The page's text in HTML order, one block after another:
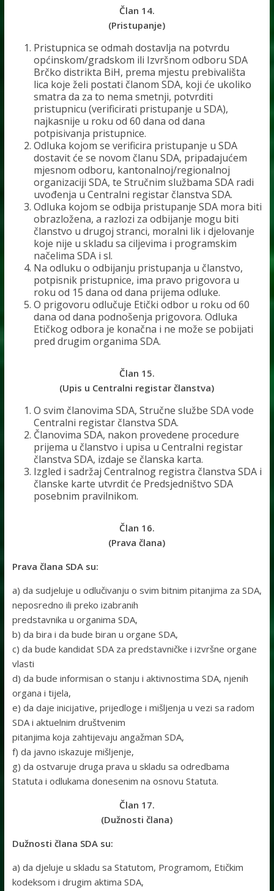
Član 14.
(Pristupanje)
Pristupnica se odmah dostavlja na potvrdu
općinskom/gradskom ili Izvršnom odboru SDA
Brčko distrikta BiH, prema mjestu prebivališta
lica koje želi postati članom SDA, koji će ukoliko
smatra da za to nema smetnji, potvrditi
pristupnicu (verificirati pristupanje u SDA),
najkasnije u roku od 60 dana od dana
potpisivanja pristupnice.
Odluka kojom se verificira pristupanje u SDA
dostavit će se novom članu SDA, pripadajućem
mjesnom odboru, kantonalnoj/regionalnoj
organizaciji SDA, te Stručnim službama SDA radi
uvođenja u Centralni registar članstva SDA.
Odluka kojom se odbija pristupanje SDA mora biti
obrazložena, a razlozi za odbijanje mogu biti
članstvo u drugoj stranci, moralni lik i djelovanje
koje nije u skladu sa ciljevima i programskim
načelima SDA i sl.
Na odluku o odbijanju pristupanja u članstvo,
potpisnik pristupnice, ima pravo prigovora u
roku od 15 dana od dana prijema odluke.
O prigovoru odlučuje Etički odbor u roku od 60
dana od dana podnošenja prigovora. Odluka
Etičkog odbora je konačna i ne može se pobijati
pred drugim organima SDA.
Član 15.
(Upis u Centralni registar članstva)
O svim članovima SDA, Stručne službe SDA vode
Centralni registar članstva SDA.
Članovima SDA, nakon provedene procedure
prijema u članstvo i upisa u Centralni registar
članstva SDA, izdaje se članska karta.
Izgled i sadržaj Centralnog registra članstva SDA i
članske karte utvrdit će Predsjedništvo SDA
posebnim pravilnikom.
Član 16.
(Prava člana)
Prava člana SDA su:
a) da sudjeluje u odlučivanju o svim bitnim pitanjima za SDA,
neposredno ili preko izabranih
predstavnika u organima SDA,
b) da bira i da bude biran u organe SDA,
c) da bude kandidat SDA za predstavničke i izvršne organe
vlasti
d) da bude informisan o stanju i aktivnostima SDA, njenih
organa i tijela,
e) da daje inicijative, prijedloge i mišljenja u vezi sa radom
SDA i aktuelnim društvenim
pitanjima koja zahtijevaju angažman SDA,
f) da javno iskazuje mišljenje,
g) da ostvaruje druga prava u skladu sa odredbama
Statuta i odlukama donesenim na osnovu Statuta.
Član 17.
(Dužnosti člana)
Dužnosti člana SDA su:
a) da djeluje u skladu sa Statutom, Programom, Etičkim
kodeksom i drugim aktima SDA,